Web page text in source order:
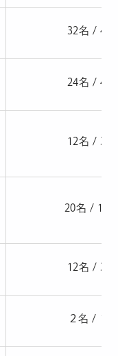
32名 / 44
24名 / 47
12名 / 34
20名 / 126
12名 / 37
２名 / 15